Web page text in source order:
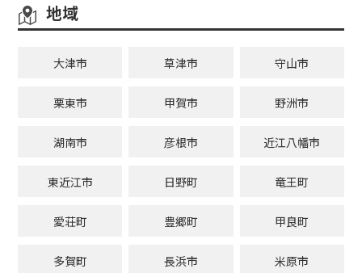
地域
大津市 草津市 守山市
栗東市 甲賀市 野洲市
湖南市 彦根市 近江八幡市
東近江市 日野町 竜王町
愛荘町 豊郷町 甲良町
多賀町 長浜市 米原市